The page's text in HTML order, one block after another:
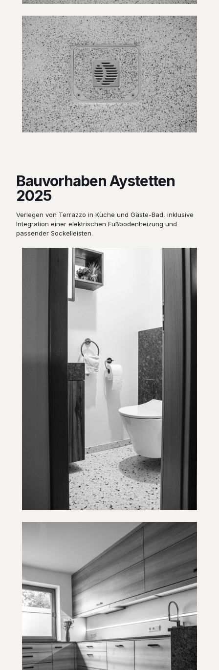
Bauvorhaben Aystetten
2025
Verlegen von Terrazzo in Küche und Gäste-Bad, inklusive
Integration einer elektrischen Fußbodenheizung und
passender Sockelleisten.